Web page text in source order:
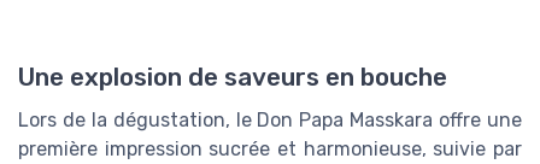
Une explosion de saveurs en bouche
Lors de la dégustation, le Don Papa Masskara offre une
première impression sucrée et harmonieuse, suivie par